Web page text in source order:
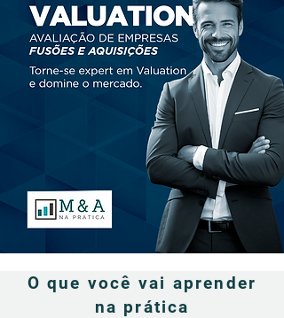
O que você vai aprender
na prática